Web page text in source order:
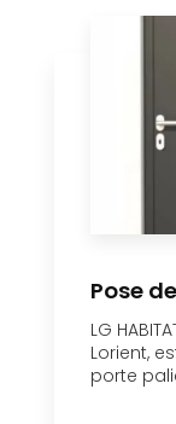
Pose
LG
Lorient,
porte